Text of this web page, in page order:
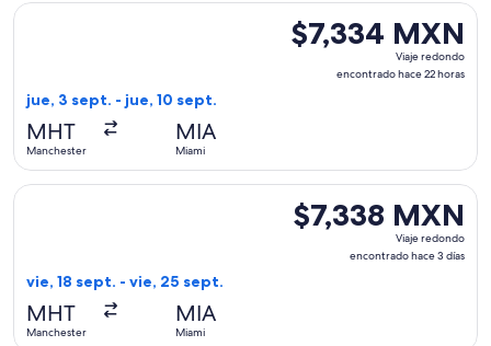
$7,334 MXN
Viaje
redondo,
$7,334 MXN
Viaje redondo
encontrado hace 22 horas
jue, 3 sept. - jue, 10 sept.
MHT
Manchester
MIA
Miami
Seleccionar vuelo de American Airlines, con salida el jue,
$7,338 MXN
Viaje
redondo,
$7,338 MXN
Viaje redondo
encontrado hace 3 días
vie, 18 sept. - vie, 25 sept.
MHT
Manchester
MIA
Miami
Seleccionar vuelo de American Airlines, con salida el vie,